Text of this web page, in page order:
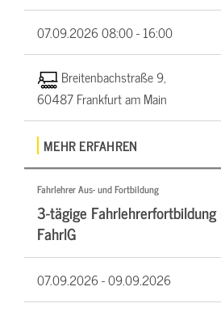
07.09.202608:00 - 16:00
Breitenbachstraße 9,
60487 Frankfurt am Main
MEHR ERFAHREN
Fahrlehrer Aus- und Fortbildung
3-tägige
FahrlG
07.09.2026 -09.09.2026